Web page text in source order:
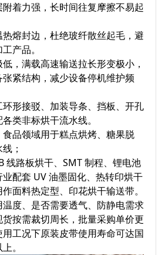
着力强，长时间往复摩擦不易起
熔封边，杜绝玻纤散丝起毛，避
产品。
，满载高速输送拉长形变极小，
紧结构，减少设备停机维护频
形接驳、加装导条、挡板、开孔
类非标烘干流水线。
品领域用于糕点烘烤、糖果脱
；
线路板烘干、SMT 制程、锂电池
配套 UV 油墨固化、热转印烘干
面料热定型、印花烘干输送带。
度、是否需要透气、防静电需求
按需裁切周长，批量采购单价更
工况下原装皮带使用寿命可达国
。